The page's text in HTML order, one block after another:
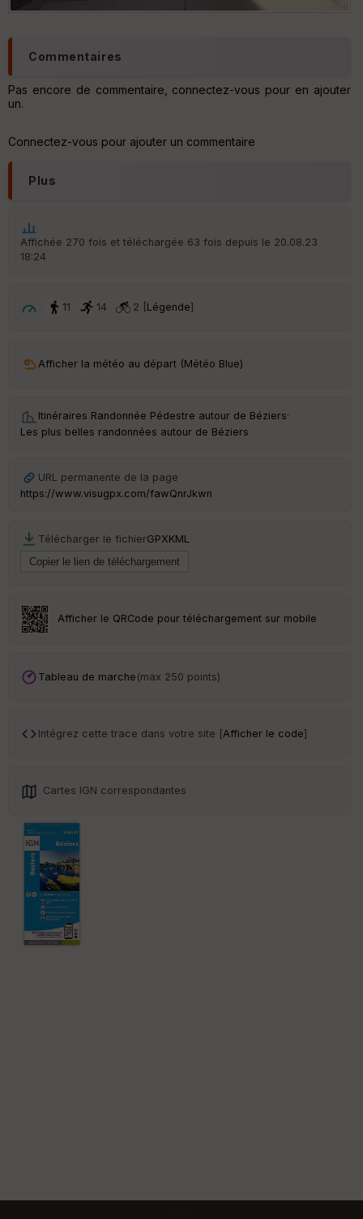
Commentaires
Pas encore de commentaire, connectez-vous pour en ajouter
un.
Connectez-vous pour ajouter un commentaire
Plus
Affichée 270 fois et téléchargée 63 fois depuis le 20.08.23
18:24
11 14 2 [ Légende]
Afficher la météo au départ (Météo Blue)
Itinéraires Randonnée Pédestre autour de Béziers·
Les plus belles randonnées autour de Béziers
URL permanente de la page
https://www.visugpx.com/fawQnrJkwn
Télécharger le fichierGPXKML
Afficher le QRCode pour téléchargement sur mobile
Tableau de marche (max 250 points)
Intégrez cette trace dans votre site [Afficher le code]
Cartes IGN correspondantes